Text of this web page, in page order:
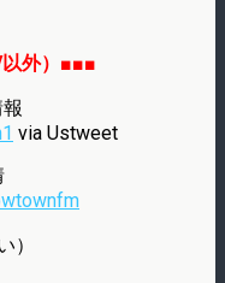
外）■■■
via Ustweet
）